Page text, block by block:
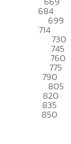
684
699
714
730
745
760
775
790
805
820
835
850